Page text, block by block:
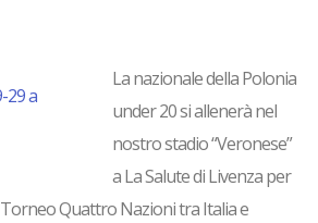
La nazionale dellaPolonia
under 20si allenerà nel
nostro stadio “Veronese”
aLa Salute di Livenzaper
Torneo Quattro NazionitraItaliae